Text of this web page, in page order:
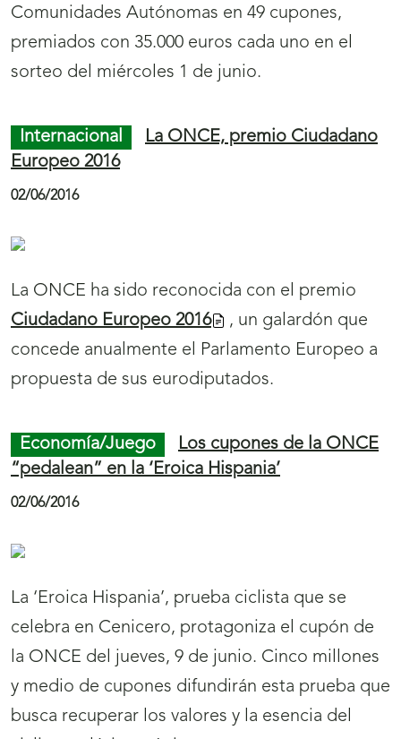
Comunidades Autónomas en 49 cupones,
premiados con 35.000 euros cada uno en el
sorteo del miércoles 1 de junio.
Internacional
La ONCE, premio Ciudadano
Europeo 2016
02/06/2016
La ONCE ha sido reconocida con el premio
Ciudadano Europeo 2016
, un galardón que
concede anualmente el Parlamento Europeo a
propuesta de sus eurodiputados.
Economía/Juego
Los cupones de la ONCE
“pedalean” en la ‘Eroica Hispania’
02/06/2016
La ‘Eroica Hispania’, prueba ciclista que se
celebra en Cenicero, protagoniza el cupón de
la ONCE del jueves, 9 de junio. Cinco millones
y medio de cupones difundirán esta prueba que
busca recuperar los valores y la esencia del